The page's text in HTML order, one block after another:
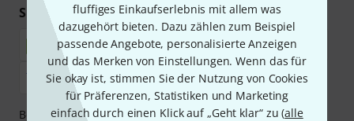
fluffiges Einkaufserlebnis mit allem was
dazugehört bieten. Dazu zählen zum Beispiel
passende Angebote, personalisierte Anzeigen
und das Merken von Einstellungen. Wenn das für
Sie okay ist, stimmen Sie der Nutzung von Cookies
für Präferenzen, Statistiken und Marketing
einfach durch einen Klick auf „Geht klar“ zu (alle
Sicher einkaufen & bezahlen
Bezahlen Sie vertraulich und sicher per Nachnahme,